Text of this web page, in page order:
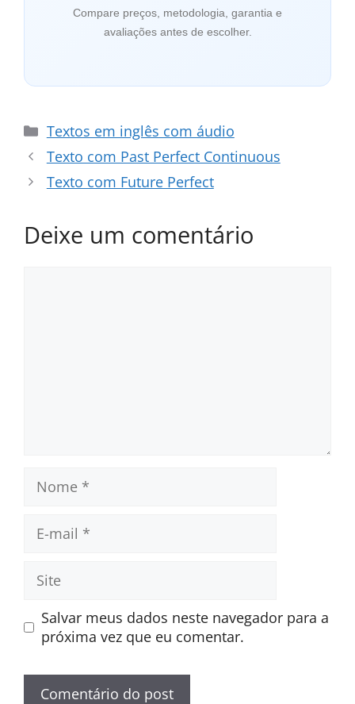
Compare preços, metodologia, garantia e
avaliações antes de escolher.
Categorias
Textos em inglês com áudio
Texto com Past Perfect Continuous
Texto com Future Perfect
Deixe um comentário
mail
Site
Salvar meus dados neste navegador para a
próxima vez que eu comentar.